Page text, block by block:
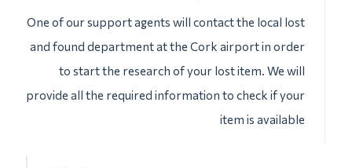
One of our support agents will contact the local lost
and found department at the Cork airport in order
to start the research of your lost item. We will
provide all the required information to check if your
item is available